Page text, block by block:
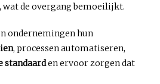
wat de overgang bemoeilijkt.
ondernemingen hun
, processen automatiseren,
standaarden ervoor zorgen dat